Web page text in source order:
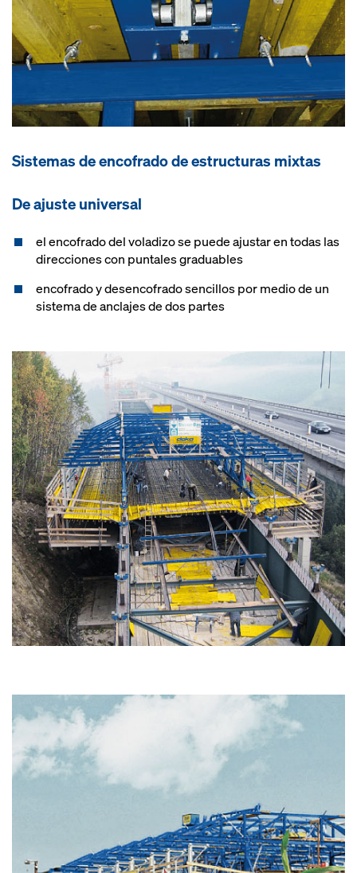
Sistemas de encofrado de estructuras mixtas
De ajuste universal
el encofrado del voladizo se puede ajustar en todas las
direcciones con puntales graduables
encofrado y desencofrado sencillos por medio de un
sistema de anclajes de dos partes